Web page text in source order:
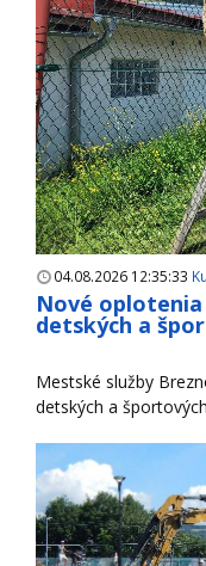
04.08.2026 12:35:33
Nové oplotenia
detských a
Mestské služby
detských a